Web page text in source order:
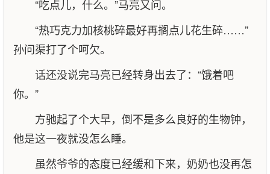
“吃点儿，什么。”马亮又问。
“热巧克力加核桃碎最好再搁点儿花生碎……”
孙问渠打了个呵欠。
话还没说完马亮已经转身出去了：“饿着吧
你。”
方驰起了个大早，倒不是多么良好的生物钟，
他是这一夜就没怎么睡。
虽然爷爷的态度已经缓和下来，奶奶也没再怎